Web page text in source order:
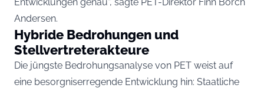
Andersen.
Hybride Bedrohungen und
Stellvertreterakteure
Die jüngste Bedrohungsanalyse von PET weist auf
eine besorgniserregende Entwicklung hin: Staatliche